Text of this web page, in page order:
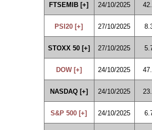
FTSEMIB [+] 24/10/2025
PSI20 [+] 27/10/2025
STOXX 50 [+] 27/10/2025
DOW [+] 24/10/2025
NASDAQ [+] 24/10/2025
S&P 500 [+] 24/10/2025